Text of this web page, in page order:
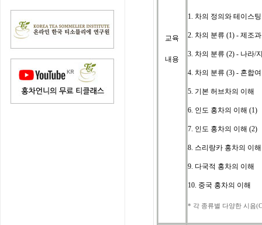
교육
내용
1. 차의 정의와 테이스
2. 차의 분류 (1) - 제조
3. 차의 분류 (2) - 나라/
4. 차의 분류 (3) - 혼합
5. 기본 허브차의 이해
6. 인도 홍차의 이해 (1)
7. 인도 홍차의 이해 (2)
8. 스리랑카 홍차의 이해
9. 다국적 홍차의 이해
10. 중국 홍차의 이해
* 각 종류별 다양한 시음